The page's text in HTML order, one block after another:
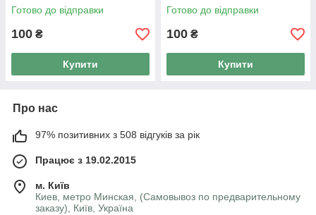
Готово до відправки
100 ₴
Купити
Готово до відправки
100 ₴
Купити
Про нас
97% позитивних з 508 відгуків за рік
Працює з 19.02.2015
м. Київ
Киев, метро Минская, (Самовывоз по предварительному
заказу), Київ, Україна